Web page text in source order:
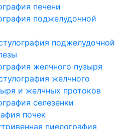
печени
поджелудочной
поджелудочной
желчного пузыря
желчного
и желчных протоков
селезенки
почек
пиелография